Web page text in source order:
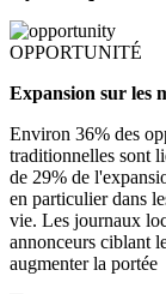
OPPORTUNITÉ
Expansion sur les
Environ 36% des
traditionnelles sont
de 29% de
en particulier dans
vie. Les journaux
annonceurs ciblant
augmenter la portée